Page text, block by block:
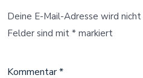
Deine E-Mail-Adresse wird
Felder sind mit* markiert
Kommentar*